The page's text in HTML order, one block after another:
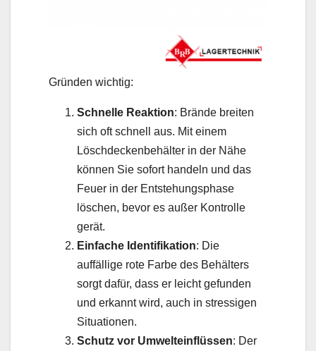
Gründen wichtig:
Schnelle Reaktion: Brände breiten
sich oft schnell aus. Mit einem
Löschdeckenbehälter in der Nähe
können Sie sofort handeln und das
Feuer in der Entstehungsphase
löschen, bevor es außer Kontrolle
gerät.
Einfache Identifikation: Die
auffällige rote Farbe des Behälters
sorgt dafür, dass er leicht gefunden
und erkannt wird, auch in stressigen
Situationen.
Schutz vor Umwelteinflüssen: Der